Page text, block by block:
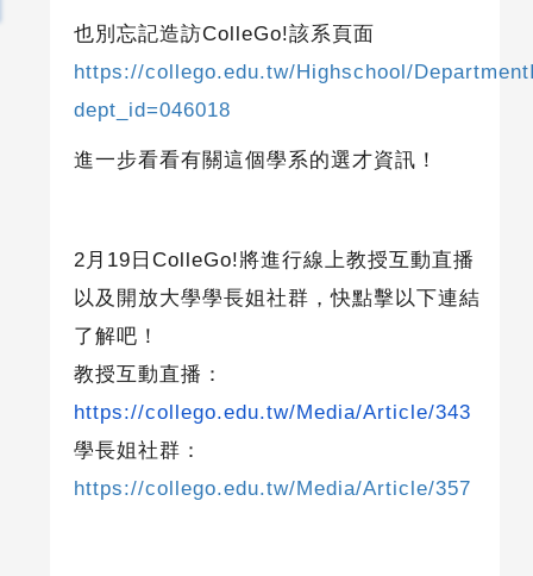
也別忘記造訪ColleGo!該系頁面
https://collego.edu.tw/Highschool/
dept_id=046018
進一步看看有關這個學系的選才資訊！
2 月 19 日 ColleGo!將進行線上教授互動直播
以及開放大學學長姐社群，快點擊以下連結
了解吧！
教授互動直播：
https://collego.edu.tw/Media/Article/343
學長姐社群：
https://collego.edu.tw/Media/Article/357